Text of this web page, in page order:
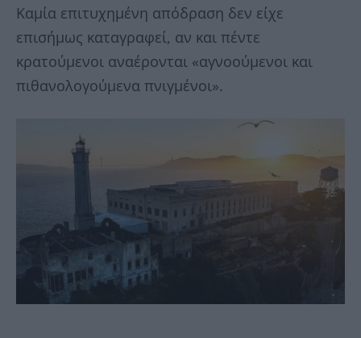
Καμία επιτυχημένη απόδραση δεν είχε
επισήμως καταγραφεί, αν και πέντε
κρατούμενοι αναέρονται «αγνοούμενοι και
πιθανολογούμενα πνιγμένοι».